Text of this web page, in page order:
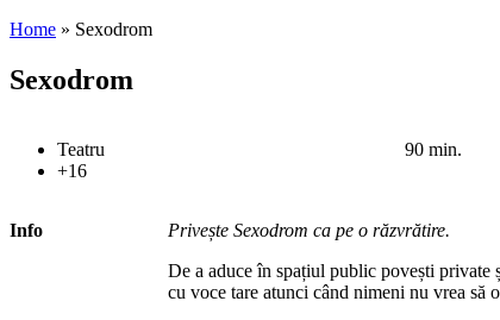
Home » Sexodrom
Sexodrom
Teatru
+16
90 min.
Info Privește Sexodrom ca pe o răzvrătire.
De a aduce în spațiul public povești private
cu voce tare atunci când nimeni nu vrea să